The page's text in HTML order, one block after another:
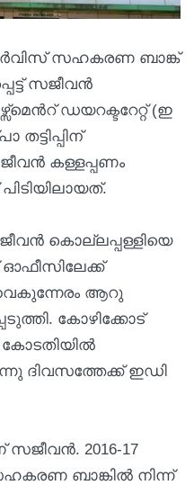
സഹകരണ ബാങ്ക്
സജീവൻ
ഡയറക്ടറേറ്റ് (ഇ
കള്ളപ്പണം
കൊല്ലപ്പള്ളിയെ
ആറു
കോഴിക്കോട്
ദിവസത്തേക്ക് ഇഡി
2016-17
ബാങ്കില്‍ നിന്ന്